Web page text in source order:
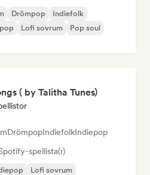
Drömpop
Indiefolk
Lofi sovrum
Pop soul
( by Talitha Tunes)
DrömpopIndiefolkIndiepop
spellista(r)
Lofi sovrum